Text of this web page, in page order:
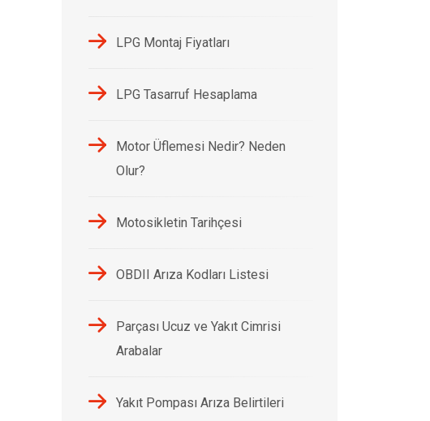
LPG Montaj Fiyatları
LPG Tasarruf Hesaplama
Motor Üflemesi Nedir? Neden
Olur?
Motosikletin Tarihçesi
OBDII Arıza Kodları Listesi
Parçası Ucuz ve Yakıt Cimrisi
Arabalar
Yakıt Pompası Arıza Belirtileri